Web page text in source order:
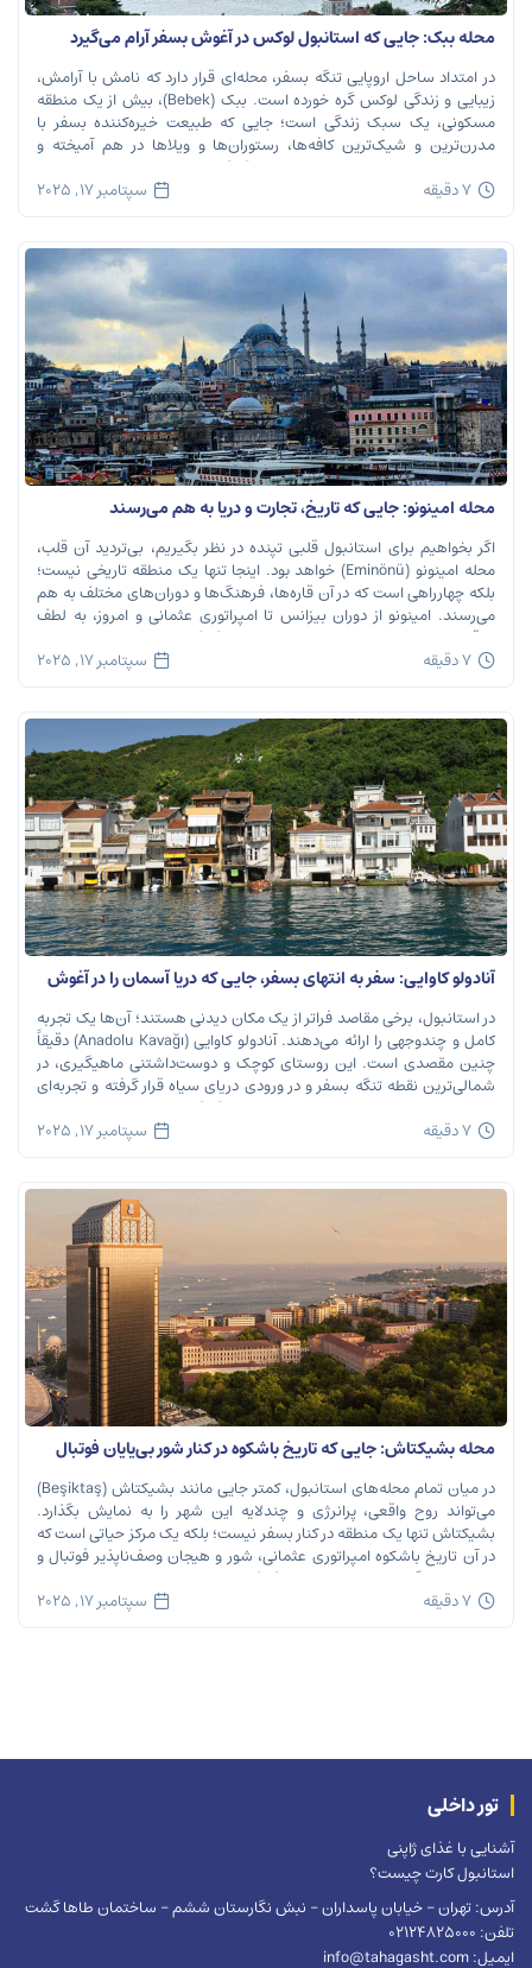
محله ببک: جایی که استانبول لوکس در آغوش بسفر آرام می‌گیرد
در امتداد ساحل اروپایی تنگه بسفر، محله‌ای قرار دارد که نامش با آرامش،
زیبایی و زندگی لوکس گره خورده است. ببک (Bebek)، بیش از یک منطقه
مسکونی، یک سبک زندگی است؛ جایی که طبیعت خیره‌کننده بسفر با
مدرن‌ترین و شیک‌ترین کافه‌ها، رستوران‌ها و ویلاها در هم آمیخته و
تصویری بی‌نظیر از استانبول معاصر را به […]
7 دقیقه سپتامبر 17, 2025
محله امینونو: جایی که تاریخ، تجارت و دریا به هم می‌رسند
اگر بخواهیم برای استانبول قلبی تپنده در نظر بگیریم، بی‌تردید آن قلب،
محله امینونو (Eminönü) خواهد بود. اینجا تنها یک منطقه تاریخی نیست؛
بلکه چهارراهی است که در آن قاره‌ها، فرهنگ‌ها و دوران‌های مختلف به هم
می‌رسند. امینونو از دوران بیزانس تا امپراتوری عثمانی و امروز، به لطف
موقعیت استراتژیک خود در دهانه خلیج شاخ […]
7 دقیقه سپتامبر 17, 2025
آنادولو کاوایی: سفر به انتهای بسفر، جایی که دریا آسمان را در آغوش
می‌گیرد
در استانبول، برخی مقاصد فراتر از یک مکان دیدنی هستند؛ آن‌ها یک تجربه
کامل و چندوجهی را ارائه می‌دهند. آنادولو کاوایی (Anadolu Kavağı) دقیقاً
چنین مقصدی است. این روستای کوچک و دوست‌داشتنی ماهیگیری، در
شمالی‌ترین نقطه تنگه بسفر و در ورودی دریای سیاه قرار گرفته و تجربه‌ای
بی‌نظیر از تاریخ، طبیعت و طعم‌های اصیل را […]
7 دقیقه سپتامبر 17, 2025
محله بشیکتاش: جایی که تاریخ باشکوه در کنار شور بی‌پایان فوتبال
نفس می‌کشد
در میان تمام محله‌های استانبول، کمتر جایی مانند بشیکتاش (Beşiktaş)
می‌تواند روح واقعی، پرانرژی و چندلایه این شهر را به نمایش بگذارد.
بشیکتاش تنها یک منطقه در کنار بسفر نیست؛ بلکه یک مرکز حیاتی است که
در آن تاریخ باشکوه امپراتوری عثمانی، شور و هیجان وصف‌ناپذیر فوتبال و
ریتم تند زندگی مدرن شهری در هم […]
7 دقیقه سپتامبر 17, 2025
تور داخلی
آشنایی با غذای ژاپنی
استانبول کارت چیست؟
آدرس: تهران – خیابان پاسداران – نبش نگارستان ششم – ساختمان طاها گشت
تلفن: 02124825000
ایمیل: info@tahagasht.com